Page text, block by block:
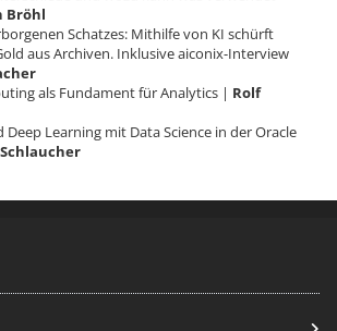
Bröhl
Schatzes: Mithilfe von KI schürft
aus Archiven. Inklusive aiconix-Interview
als Fundament für Analytics | Rolf
Deep Learning mit Data Science in der Oracle